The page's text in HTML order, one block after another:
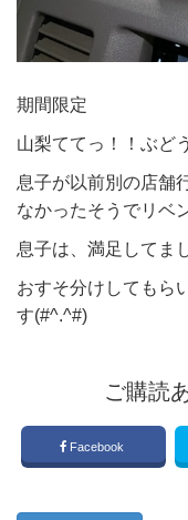
期間限定
山梨ててっ！！ぶど
息子が以前別の店舗
なかったそうでリベ
息子は、満足してま
おすそ分けしてもら
す(#^.^#)
ご購読
Facebook